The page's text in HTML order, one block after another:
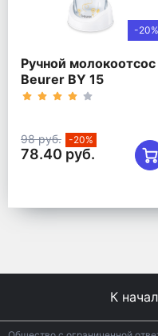
-20%
Pучной молокоотсос
Beurer BY 15
98 руб. -20%
78.40 руб.
К